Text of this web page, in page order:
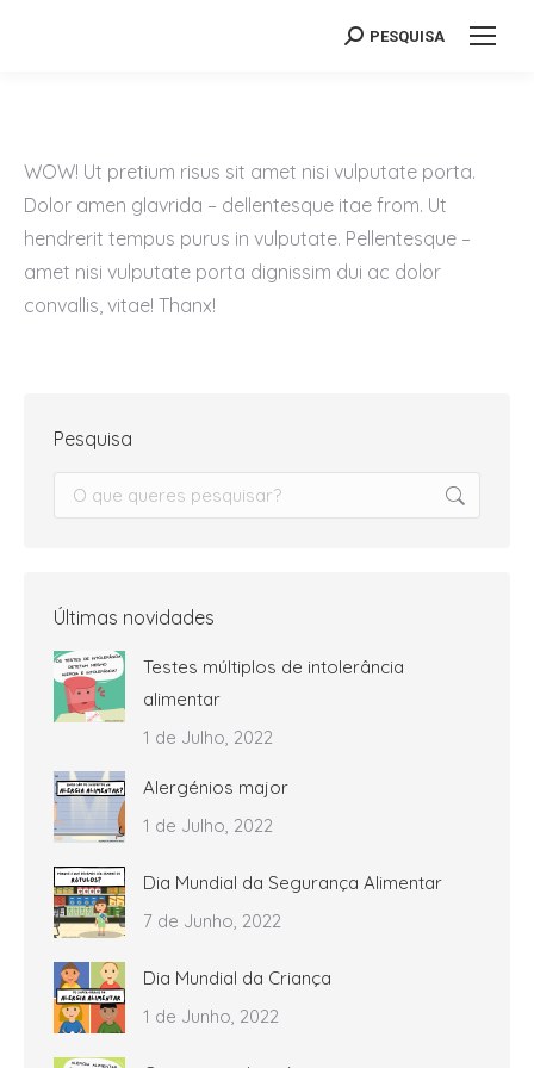
Search:
PESQUISA
WOW! Ut pretium risus sit amet nisi vulputate porta.
Dolor amen glavrida – dellentesque itae from. Ut
hendrerit tempus purus in vulputate. Pellentesque –
amet nisi vulputate porta dignissim dui ac dolor
convallis, vitae! Thanx!
Pesquisa
Search:
Últimas novidades
Testes múltiplos de intolerância
alimentar
1 de Julho, 2022
Alergénios major
1 de Julho, 2022
Dia Mundial da Segurança Alimentar
7 de Junho, 2022
Dia Mundial da Criança
1 de Junho, 2022